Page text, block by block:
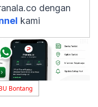
dengan
kami
Bontang